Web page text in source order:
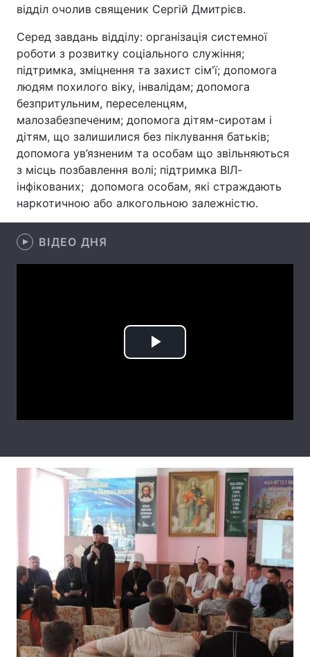
Інтерв'ю Думки
Архів Вакансії
Контакти
Послуги
відділ очолив священик Сергій Дмитрієв.
Серед завдань відділу: організація системної
роботи з розвитку соціального служіння;
підтримка, зміцнення та захист сім'ї; допомога
людям похилого віку, інвалідам; допомога
безпритульним, переселенцям,
малозабезпеченим; допомога дітям-сиротам і
дітям, що залишилися без піклування батьків;
допомога ув’язненим та особам що звільняються
з місць позбавлення волі; підтримка ВІЛ-
інфікованих; допомога особам, які страждають
наркотичною або алкогольною залежністю.
ВІДЕО ДНЯ
Play